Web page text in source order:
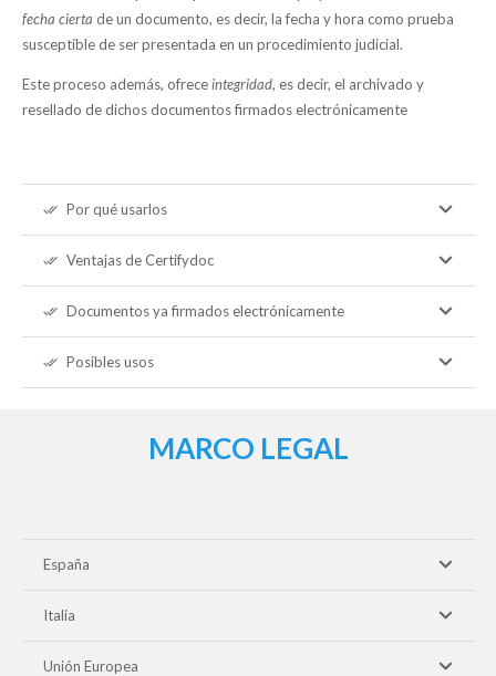
fecha cierta de un documento, es decir, la fecha y hora como prueba
susceptible de ser presentada en un procedimiento judicial.
Este proceso además, ofreceintegridad, es decir, el archivado y
resellado de dichos documentos firmados electrónicamente
done_all Por qué usarlos
done_all Ventajas de Certifydoc
done_all Documentos ya firmados electrónicamente
done_all Posibles usos
MARCO LEGAL
España
Italia
Unión Europea